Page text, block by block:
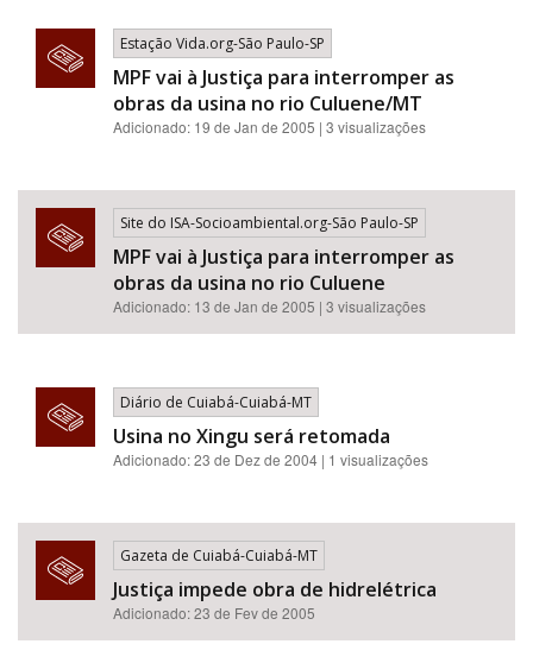
Estação Vida.org-São Paulo-SP
MPF vai à Justiça para interromper as
obras da usina no rio Culuene/MT
Adicionado: 19 de Jan de 2005 | 3 visualizações
Site do ISA-Socioambiental.org-São Paulo-SP
MPF vai à Justiça para interromper as
obras da usina no rio Culuene
Adicionado: 13 de Jan de 2005 | 3 visualizações
Diário de Cuiabá-Cuiabá-MT
Usina no Xingu será retomada
Adicionado: 23 de Dez de 2004 | 1 visualizações
Gazeta de Cuiabá-Cuiabá-MT
Justiça impede obra de hidrelétrica
Adicionado: 23 de Fev de 2005